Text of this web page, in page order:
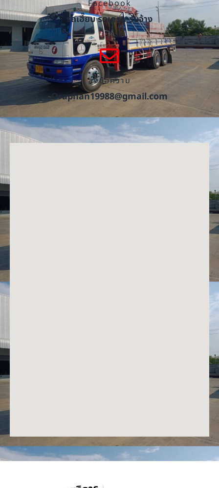
Facebook
รถเฮี๊ยบ รถเครน รับจ้าง
ส่งข้อความ
Oraphan19988@gmail.com